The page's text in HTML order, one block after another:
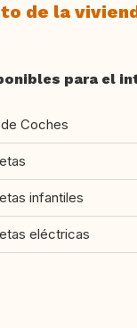
de la
para el
Coches
infantiles
eléctricas